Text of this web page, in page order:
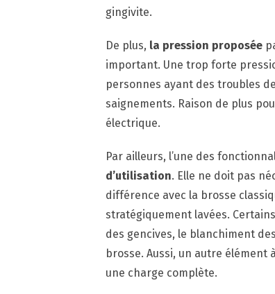
gingivite.
De plus, la pression proposée
important. Une trop forte
personnes ayant des troubles
saignements. Raison de plus
électrique.
Par ailleurs, l’une des
d’utilisation. Elle ne doit pas
différence avec la brosse
stratégiquement lavées.
des gencives, le blanchiment
brosse. Aussi, un autre élément
une charge complète.